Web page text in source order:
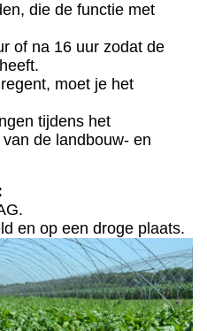
die de functie met
of na 16 uur zodat de
moet je het
tijdens het
de landbouw- en
en op een droge plaats.